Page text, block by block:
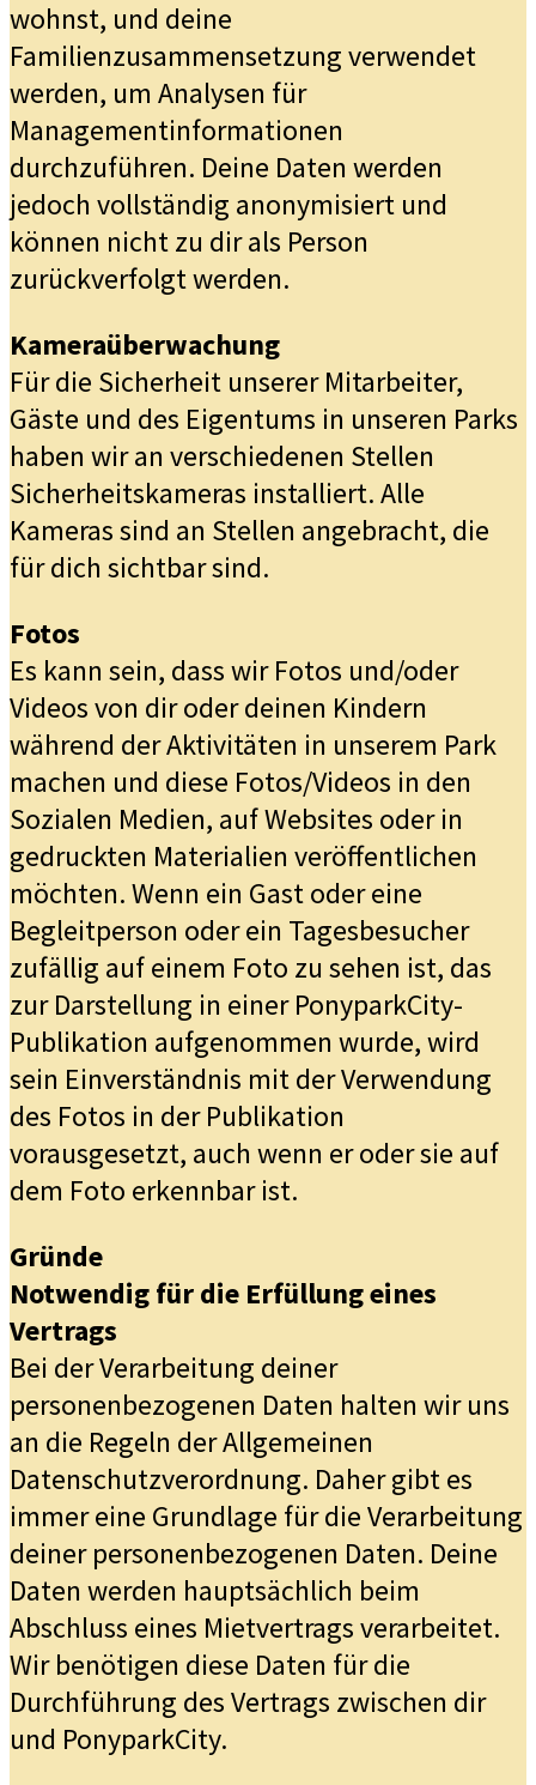
wohnst, und deine
Familienzusammensetzung verwendet
werden, um Analysen für
Managementinformationen
durchzuführen. Deine Daten werden
jedoch vollständig anonymisiert und
können nicht zu dir als Person
zurückverfolgt werden.
Kameraüberwachung
Für die Sicherheit unserer Mitarbeiter,
Gäste und des Eigentums in unseren Parks
haben wir an verschiedenen Stellen
Sicherheitskameras installiert. Alle
Kameras sind an Stellen angebracht, die
für dich sichtbar sind.
Fotos
Es kann sein, dass wir Fotos und/oder
Videos von dir oder deinen Kindern
während der Aktivitäten in unserem Park
machen und diese Fotos/Videos in den
Sozialen Medien, auf Websites oder in
gedruckten Materialien veröffentlichen
möchten. Wenn ein Gast oder eine
Begleitperson oder ein Tagesbesucher
zufällig auf einem Foto zu sehen ist, das
zur Darstellung in einer PonyparkCity-
Publikation aufgenommen wurde, wird
sein Einverständnis mit der Verwendung
des Fotos in der Publikation
vorausgesetzt, auch wenn er oder sie auf
dem Foto erkennbar ist.
Gründe
Notwendig für die Erfüllung eines
Vertrags
Bei der Verarbeitung deiner
personenbezogenen Daten halten wir uns
an die Regeln der Allgemeinen
Datenschutzverordnung. Daher gibt es
immer eine Grundlage für die Verarbeitung
deiner personenbezogenen Daten. Deine
Daten werden hauptsächlich beim
Abschluss eines Mietvertrags verarbeitet.
Wir benötigen diese Daten für die
Durchführung des Vertrags zwischen dir
und PonyparkCity.